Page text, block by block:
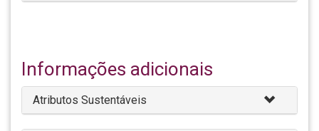
Informações adicionais
Atributos Sustentáveis